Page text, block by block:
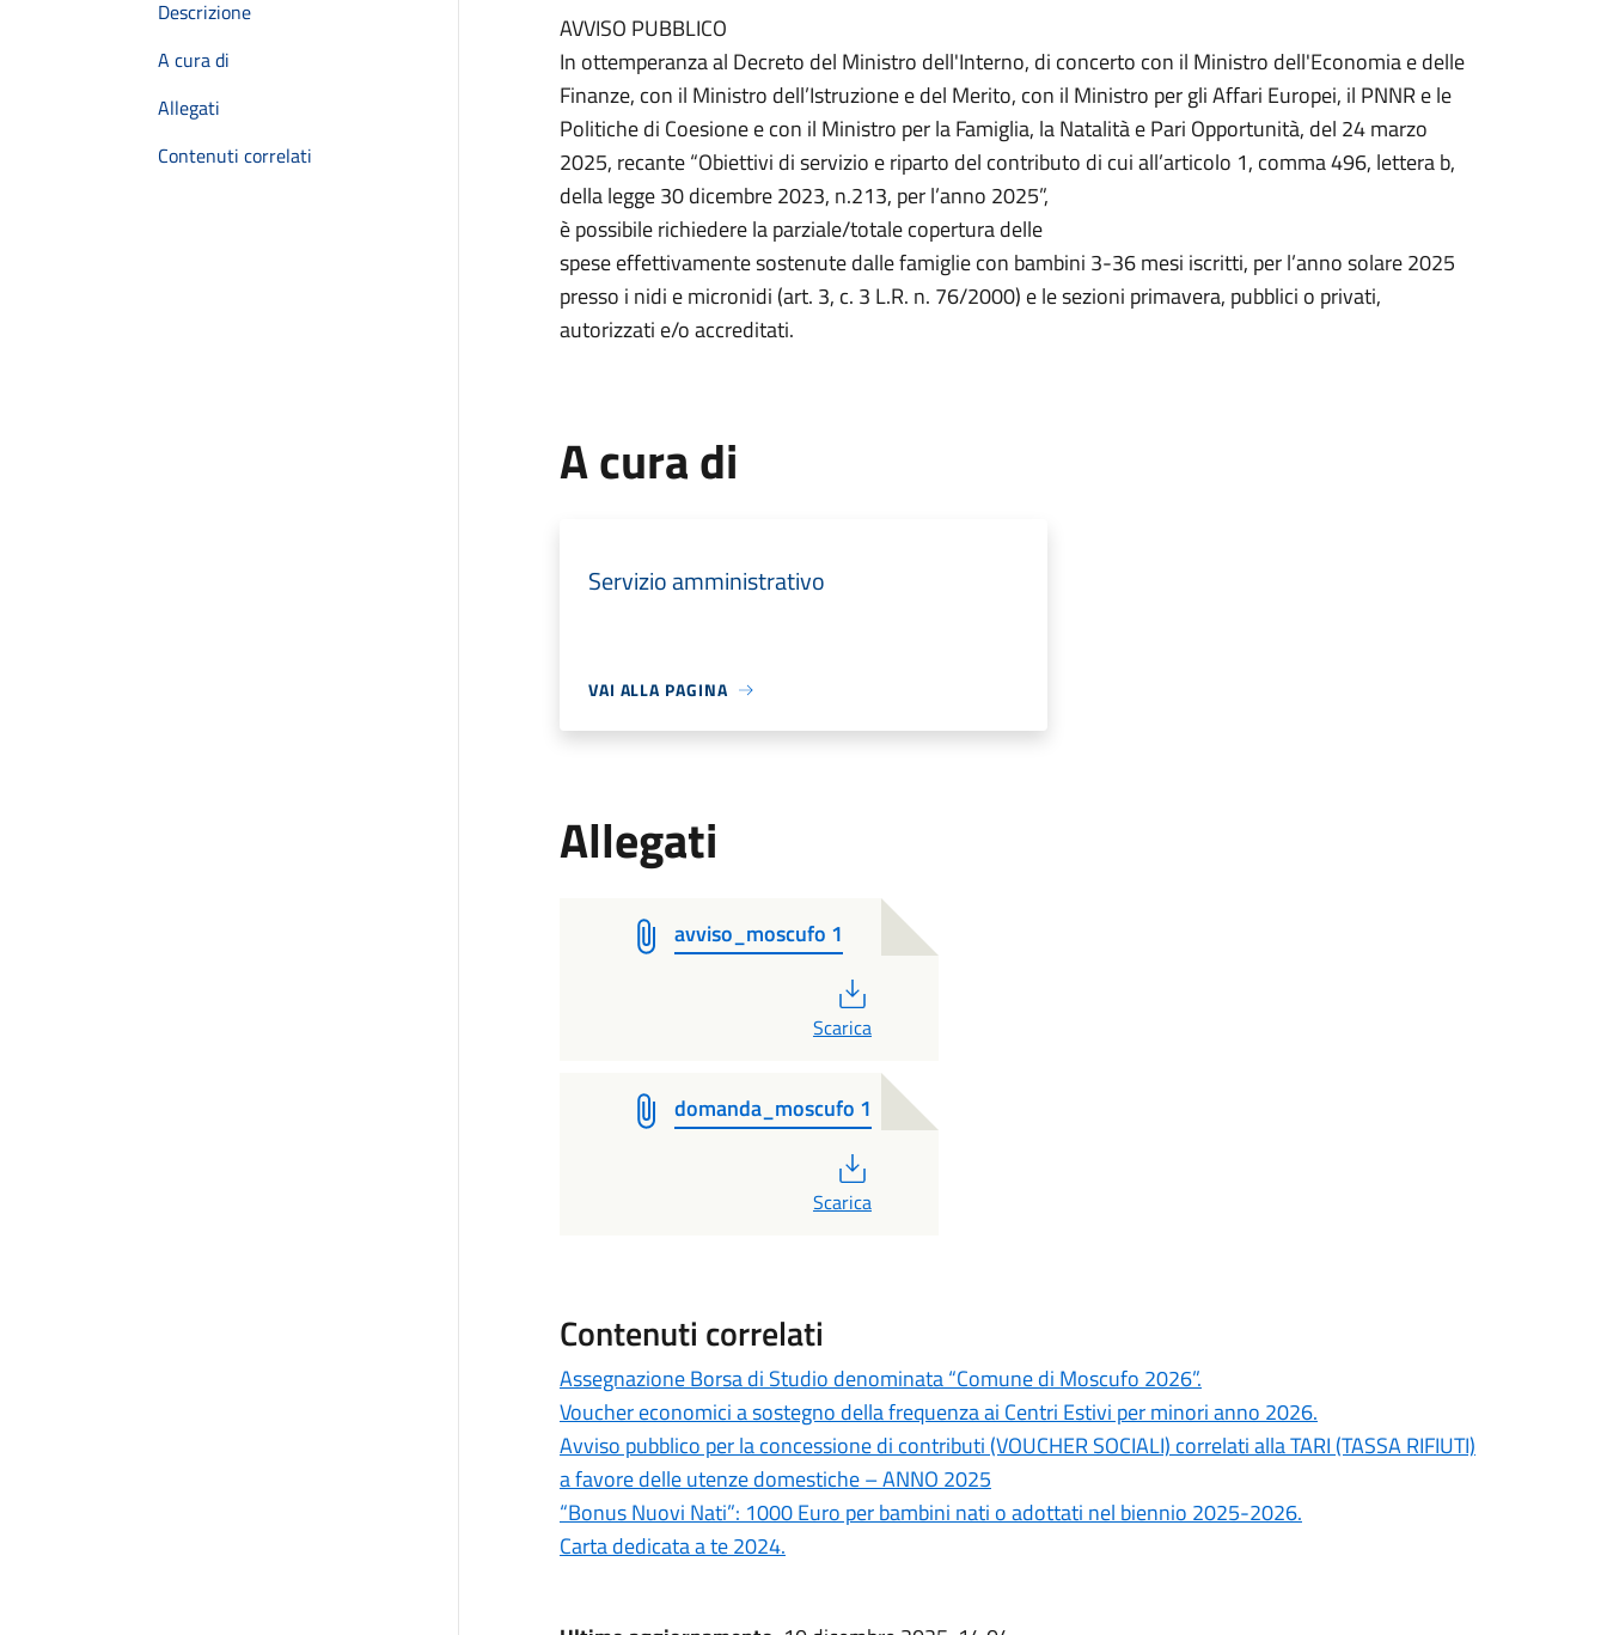
Descrizione
A cura di
Allegati
Contenuti correlati
AVVISO PUBBLICO
In ottemperanza al Decreto del Ministro dell'Interno, di concerto con il Ministro dell'Economia e delle
Finanze, con il Ministro dell’Istruzione e del Merito, con il Ministro per gli Affari Europei, il PNNR e le
Politiche di Coesione e con il Ministro per la Famiglia, la Natalità e Pari Opportunità, del 24 marzo
2025, recante “Obiettivi di servizio e riparto del contributo di cui all’articolo 1, comma 496, lettera b,
della legge 30 dicembre 2023, n.213, per l’anno 2025”,
è possibile richiedere la parziale/totale copertura delle
spese effettivamente sostenute dalle famiglie con bambini 3-36 mesi iscritti, per l’anno solare 2025
presso i nidi e micronidi (art. 3, c. 3 L.R. n. 76/2000) e le sezioni primavera, pubblici o privati,
autorizzati e/o accreditati.
A cura di
Servizio amministrativo
VAI ALLA PAGINA
Allegati
avviso_moscufo 1
Scarica
domanda_moscufo 1
Scarica
Contenuti correlati
Assegnazione Borsa di Studio denominata “Comune di Moscufo 2026”.
Voucher economici a sostegno della frequenza ai Centri Estivi per minori anno 2026.
Avviso pubblico per la concessione di contributi (VOUCHER SOCIALI) correlati alla TARI (TASSA RIFIUTI)
a favore delle utenze domestiche – ANNO 2025
“Bonus Nuovi Nati”: 1000 Euro per bambini nati o adottati nel biennio 2025-2026.
Carta dedicata a te 2024.